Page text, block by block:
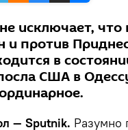
исключает, что
и против
в
США в
— Sputnik. Разумно